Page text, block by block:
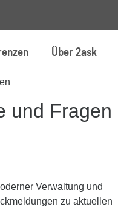
Über 2ask
und Fragen
Verwaltung und
zu aktuellen